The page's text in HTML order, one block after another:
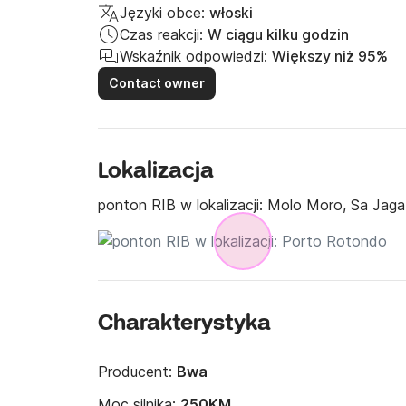
Języki obce: włoski
Czas reakcji: W ciągu kilku godzin
Wskaźnik odpowiedzi: Większy niż 95%
Contact owner
Lokalizacja
ponton RIB w lokalizacji: Molo Moro, Sa
Charakterystyka
Producent: Bwa